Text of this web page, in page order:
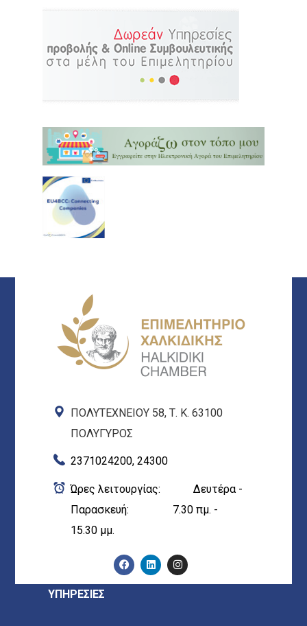
ΠΟΛΥΤΕΧΝΕΙΟΥ 58, Τ. Κ. 63100
ΠΟΛΥΓΥΡΟΣ
2371024200, 24300
Ώρες λειτουργίας: Δευτέρα -
Παρασκευή: 7.30 πμ. -
15.30 μμ.
ΥΠΗΡΕΣΙΕΣ